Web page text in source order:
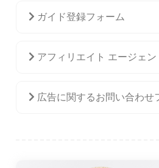
ガイド登録フォーム
アフィリエイト エージェ
広告に関するお問い合わせ